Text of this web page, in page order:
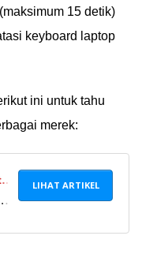
15 detik)
keyboard laptop
ini untuk tahu
merek:
LIHAT ARTIKEL